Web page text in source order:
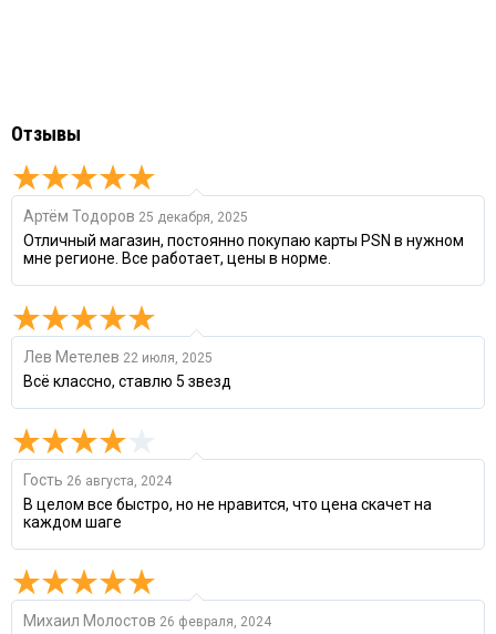
Отзывы
Артём Тодоров 25 декабря, 2025
Отличный магазин, постоянно покупаю карты PSN в нужном
мне регионе. Все работает, цены в норме.
Лев Метелев 22 июля, 2025
Всё классно, ставлю 5 звезд
Гость 26 августа, 2024
В целом все быстро, но не нравится, что цена скачет на
каждом шаге
Михаил Молостов 26 февраля, 2024